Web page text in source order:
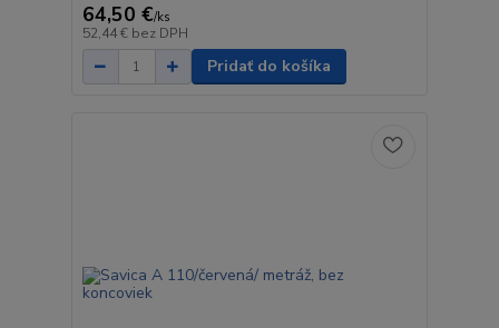
64,50 €/ks
52,44 € bez DPH
Pridať do košíka